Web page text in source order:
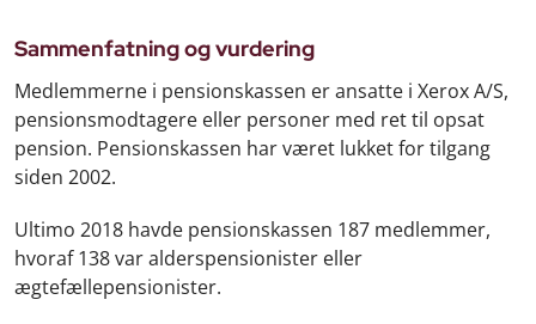
Sammenfatning og vurdering
Medlemmerne i pensionskassen er ansatte i Xerox A/S,
pensionsmodtagere eller personer med ret til opsat
pension. Pensionskassen har været lukket for tilgang
siden 2002.
Ultimo 2018 havde pensionskassen 187 medlemmer,
hvoraf 138 var alderspensionister eller
ægtefællepensionister.